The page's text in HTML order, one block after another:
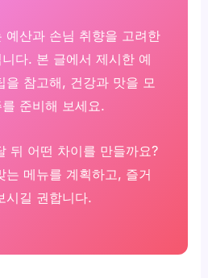
예산과 손님 취향을 고려한
다. 본 글에서 제시한 예
을 참고해, 건강과 맛을 모
준비해 보세요.
뒤 어떤 차이를 만들까요?
는 메뉴를 계획하고, 즐거
시길 권합니다.